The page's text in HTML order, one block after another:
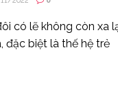
có lẽ không còn xa
đặc biệt là thế hệ trẻ